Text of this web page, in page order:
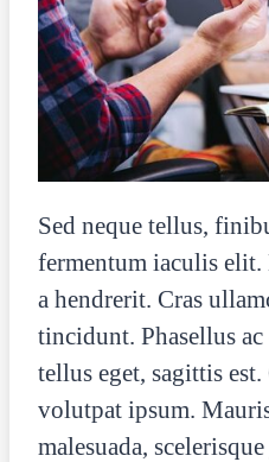
Sed neque tellus,
fermentum iaculis
a hendrerit. Cras
tincidunt. Phasellus
tellus eget, sagittis
volutpat ipsum.
malesuada,